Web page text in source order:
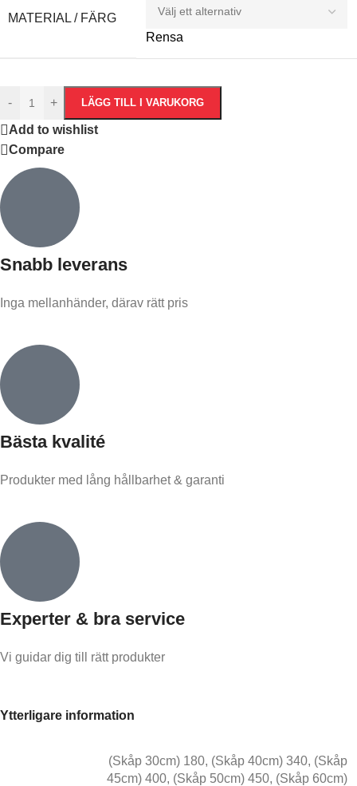
MATERIAL / FÄRG
Rensa
- + LÄGG TILL I VARUKORG
Add to wishlist
Compare
Snabb leverans​
Inga mellanhänder, därav rätt pris
Bästa kvalité
Produkter med lång hållbarhet & garanti
Experter & bra service
Vi guidar dig till rätt produkter
Ytterligare information
(Skåp 30cm) 180, (Skåp 40cm) 340, (Skåp
45cm) 400, (Skåp 50cm) 450, (Skåp 60cm)